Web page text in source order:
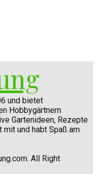
und bietet
Hobbygärtnern
Gartenideen, Rezepte
mit und habt Spaß am
All Right